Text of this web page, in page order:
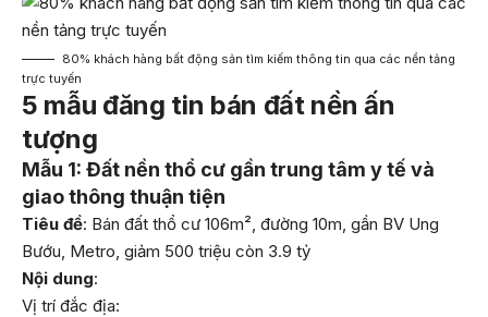
80% khách hàng bất động sản tìm kiếm thông tin qua các nền tảng
trực tuyến
5 mẫu đăng tin bán đất nền ấn
tượng
Mẫu 1: Đất nền thổ cư gần trung tâm y tế và
giao thông thuận tiện
Tiêu đề: Bán đất thổ cư 106m², đường 10m, gần BV Ung
Bướu, Metro, giảm 500 triệu còn 3.9 tỷ
Nội dung:
Vị trí đắc địa: